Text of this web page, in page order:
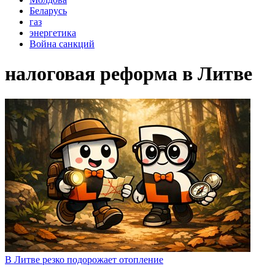
Беларусь
газ
энергетика
Война санкций
налоговая реформа в Литве
В Литве резко подорожает отопление